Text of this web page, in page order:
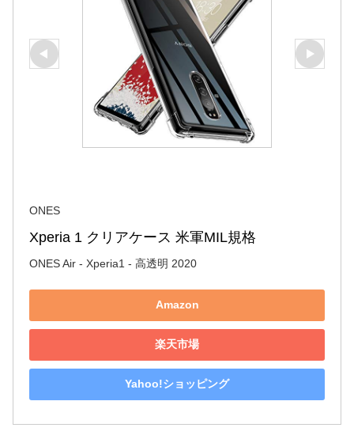
ONES
Xperia 1 クリアケース 米軍MIL規格
ONES Air - Xperia1 - 高透明 2020
Amazon
楽天市場
Yahoo!ショッピング